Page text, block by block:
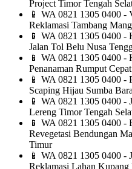
Project Timor Tengah
📱 WA 0821 1305 0400 -
Reklamasi Tambang
📱 WA 0821 1305 0400 -
Jalan Tol Belu Nusa
📱 WA 0821 1305 0400 -
Penanaman Rumput
📱 WA 0821 1305 0400 -
Scaping Hijau Sumba
📱 WA 0821 1305 0400 -
Lereng Timor Tengah
📱 WA 0821 1305 0400 -
Revegetasi Bendungan
Timur
📱 WA 0821 1305 0400 -
Reklamasi Lahan Kupang